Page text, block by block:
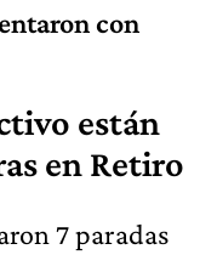
con
están
en Retiro
7 paradas